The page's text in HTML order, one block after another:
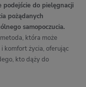
podejście do pielęgnacji
pożądanych
samopoczucia.
która może
komfort życia, oferując
kto dąży do